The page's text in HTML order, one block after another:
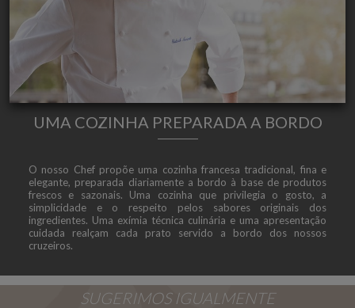
UMA COZINHA PREPARADA A BORDO
O nosso Chef propõe uma cozinha francesa tradicional, fina e
elegante, preparada diariamente a bordo à base de produtos
frescos e sazonais. Uma cozinha que privilegia o gosto, a
simplicidade e o respeito pelos sabores originais dos
ingredientes. Uma exímia técnica culinária e uma apresentação
cuidada realçam cada prato servido a bordo dos nossos
cruzeiros.
SUGERIMOS IGUALMENTE